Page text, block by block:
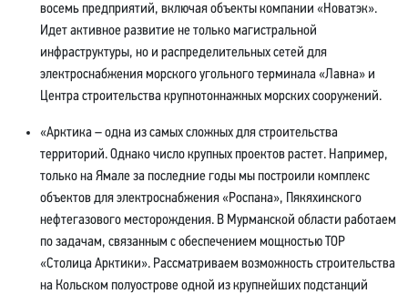
восемь предприятий, включая объекты компании «Новатэк».
Идет активное развитие не только магистральной
инфраструктуры, но и распределительных сетей для
электроснабжения морского угольного терминала «Лавна» и
Центра строительства крупнотоннажных морских сооружений.
«Арктика – одна из самых сложных для строительства
территорий. Однако число крупных проектов растет. Например,
только на Ямале за последние годы мы построили комплекс
объектов для электроснабжения «Роспана», Пякяхинского
нефтегазового месторождения. В Мурманской области работаем
по задачам, связанным с обеспечением мощностью ТОР
«Столица Арктики». Рассматриваем возможность строительства
на Кольском полуострове одной из крупнейших подстанций